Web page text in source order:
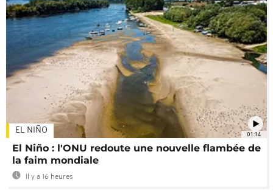
01:14
EL NIÑO
El Niño : l'ONU redoute une nouvelle flambée de
la faim mondiale
Il y a 16 heures